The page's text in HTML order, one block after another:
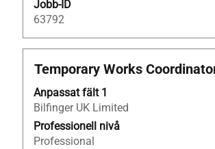
Jobb-ID
63792
Titel
Temporary Works
Anpassat fält 1
Bilfinger UK Limited
Professionell nivå
Professional
Klicka
blankstegstangenten
för
att
visa